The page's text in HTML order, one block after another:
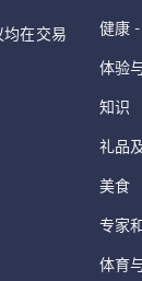
在交易
健康
体验
知识
礼品
美食
专家
体育